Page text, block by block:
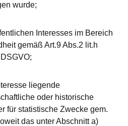
wurde;
Interesses im Bereich
gemäß Art.9 Abs.2 lit.h
liegende
oder historische
für statistische Zwecke gem.
das unter Abschnitt a)